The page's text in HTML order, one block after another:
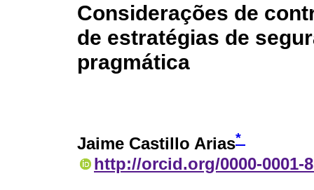
Considerações de
de estratégias de
pragmática
Jaime Castillo Arias*
http://orcid.org/0000-0001-